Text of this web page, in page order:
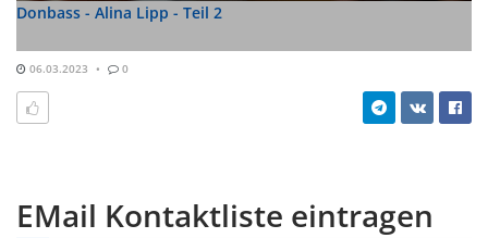
Donbass - Alina Lipp - Teil 2
06.03.2023 0
EMail Kontaktliste eintragen